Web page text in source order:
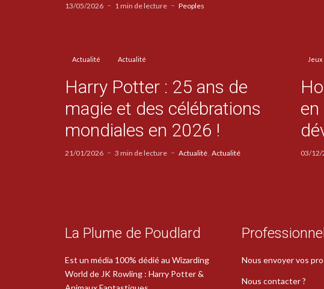
13/05/2026 1 min de lecture Peoples
Actualité Actualité
Harry Potter : 25 ans de
magie et des célébrations
mondiales en 2026 !
21/01/2026 3 min de lecture Actualité Actualité
en
03/12/
La Plume de Poudlard
Est un média 100% dédié au Wizarding
World de JK Rowling : Harry Potter &
Nous envoyer vos
Nous contacter ?